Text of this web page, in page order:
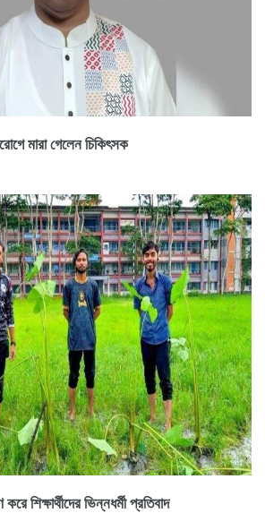
মারা গেলেন চিকিৎসক
শিক্ষার্থীদের ভিন্নধর্মী প্রতিবাদ